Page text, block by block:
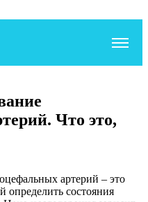
Что это,
артерий – это
определить состояния